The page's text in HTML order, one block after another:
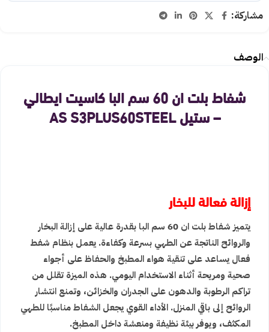
مشاركة:
الوصف
شفاط بلت ان 60 سم البا كاسيت ايطالي
– ستيل AS S3PLUS60STEEL
إزالة فعالة للبخار
يتميز شفاط بلت ان 60 سم البا بقدرة عالية على إزالة البخار
والروائح الناتجة عن الطهي بسرعة وكفاءة. يعمل بنظام شفط
فعال يساعد على تنقية هواء المطبخ والحفاظ على أجواء
صحية ومريحة أثناء الاستخدام اليومي. هذه الميزة تقلل من
تراكم الرطوبة والدهون على الجدران والخزائن، وتمنع انتشار
الروائح إلى باقي المنزل. الأداء القوي يجعل الشفاط مناسبًا للطهي
المكثف، ويوفر بيئة نظيفة ومنعشة داخل المطبخ.